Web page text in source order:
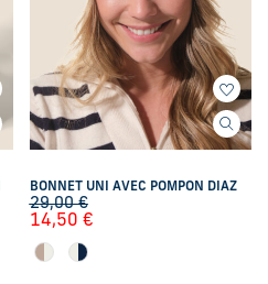
BONNET UNI AVEC POMPON DIAZ
29,00€
14,50 €